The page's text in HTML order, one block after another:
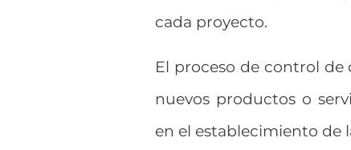
cada proyecto.
El proceso de control
nuevos productos o
en el establecimiento de